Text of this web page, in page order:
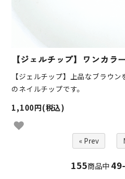
【ジェルチップ】ワンカ
【ジェルチップ】上品なブラウ
のネイルチップです。
1,100円(税込)
« Prev
155商品中